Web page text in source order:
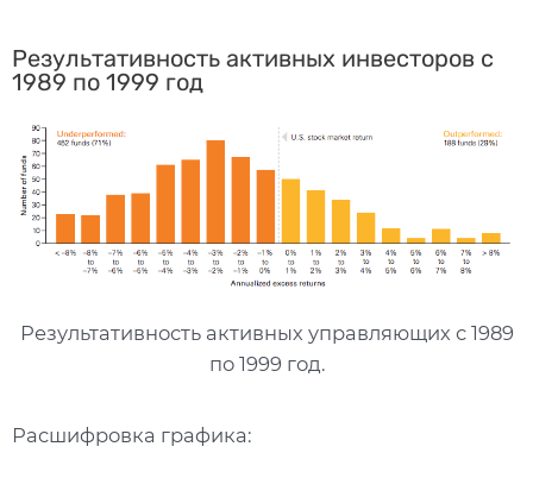
Результативность активных инвесторов с
1989 по 1999 год
Результативность активных управляющих с 1989
по 1999 год.
Расшифровка графика: